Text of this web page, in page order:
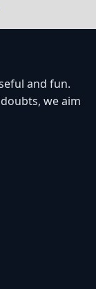
and fun.
we aim